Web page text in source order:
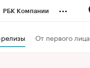
РБК Компании ...
От первого лица